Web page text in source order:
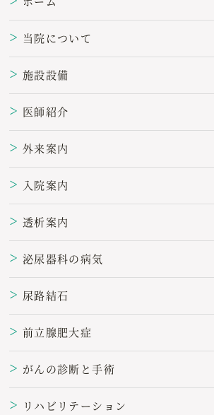
＞ 当院について
＞ 施設設備
＞ 医師紹介
＞ 外来案内
＞ 入院案内
＞ 透析案内
＞ 泌尿器科の病気
＞ 尿路結石
＞ 前立腺肥大症
＞ がんの診断と手術
＞ リハビリテーション